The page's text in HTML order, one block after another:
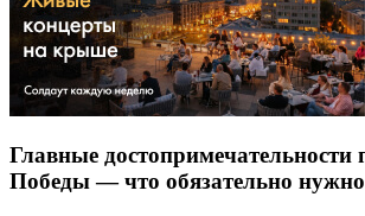
Главные достопримечательности
Победы — что обязательно нужно